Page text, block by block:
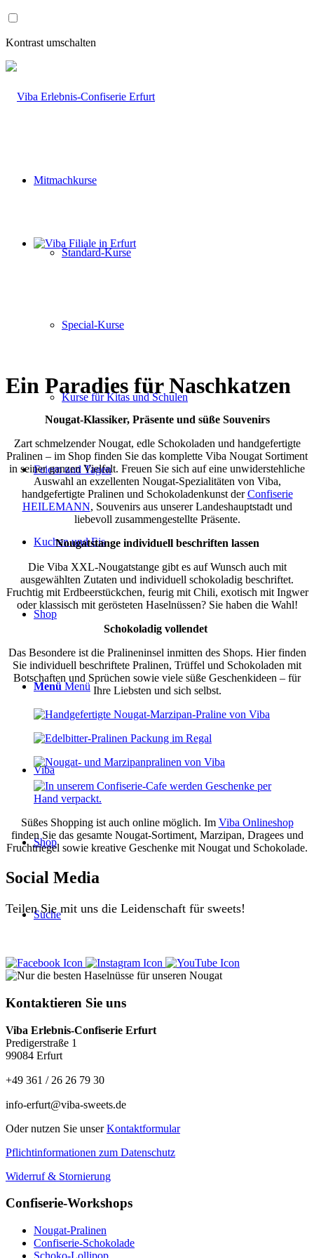
Zum
wechseln
Kontrast umschalten
Mitmachkurse
Standard-Kurse
Special-Kurse
Kurse für Kitas und Schulen
Feiern und Tagen
Kuchen und Eis
Shop
Menü Menü
Viba
Shop
Suche
Ein Paradies für Naschkatzen
Nougat-Klassiker, Präsente und süße Souvenirs
Zart schmelzender Nougat, edle Schokoladen und handgefertigte
Pralinen – im Shop finden Sie das komplette Viba Nougat Sortiment
in seiner ganzen Vielfalt. Freuen Sie sich auf eine unwiderstehliche
Auswahl an exzellenten Nougat-Spezialitäten von Viba,
handgefertigte Pralinen und Schokoladenkunst derConfiserie
HEILEMANN, Souvenirs aus unserer Landeshauptstadt und
liebevoll zusammengestellte Präsente.
Nougatstange individuell beschriften lassen
Die Viba XXL-Nougatstange gibt es auf Wunsch auch mit
ausgewählten Zutaten und individuell schokoladig beschriftet.
Fruchtig mit Erdbeerstückchen, feurig mit Chili, exotisch mit Ingwer
oder klassisch mit gerösteten Haselnüssen? Sie haben die Wahl!
Schokoladig vollendet
Das Besondere ist die Pralineninsel inmitten des Shops. Hier finden
Sie individuell beschriftete Pralinen, Trüffel und Schokoladen mit
Botschaften und Sprüchen sowie viele süße Geschenkideen – für
Ihre Liebsten und sich selbst.
Süßes Shopping ist auch online möglich. Im Viba Onlineshop
finden Sie das gesamte Nougat-Sortiment, Marzipan, Dragees und
Fruchtriegel sowie kreative Geschenke mit Nougat und Schokolade.
Social Media
Teilen Sie mit uns die Leidenschaft für sweets!
Kontaktieren Sie uns
Viba Erlebnis-Confiserie Erfurt
Predigerstraße 1
99084 Erfurt
+49 361 / 26 26 79 30
info-erfurt@viba-sweets.de
Oder nutzen Sie unserKontaktformular
Pflichtinformationen zum Datenschutz
Widerruf & Stornierung
Confiserie-Workshops
Nougat-Pralinen
Confiserie-Schokolade
Schoko-Lollipop